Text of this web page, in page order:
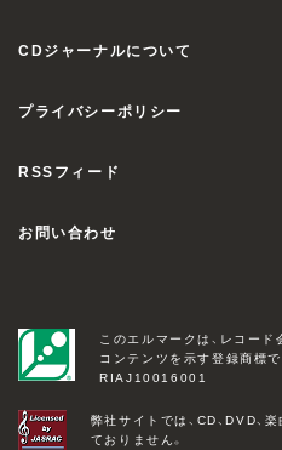
CDジャーナルについて
プライバシーポリシー
RSSフィード
お問い合わせ
このエルマークは、レコー
コンテンツを示す登録商標で
RIAJ10016001
弊社サイトでは、CD、DVD、
ておりません。